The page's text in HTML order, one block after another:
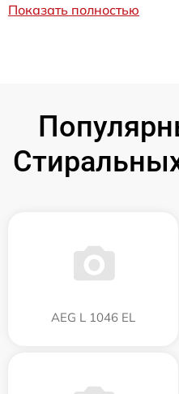
Показать полностью
AEG L 1046 EL